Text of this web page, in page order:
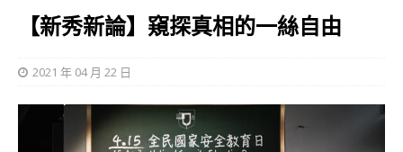
【新秀新論】窺探真相的一絲自由
2021 年 04 月 22 日